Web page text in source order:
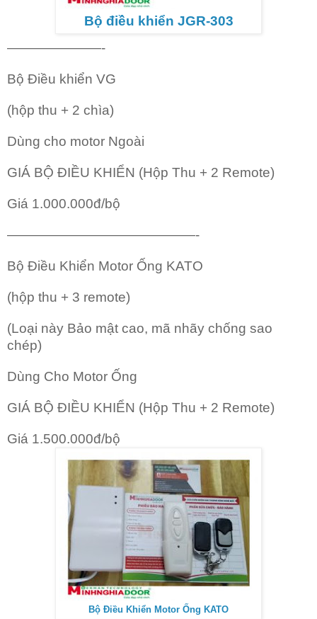
Bộ điều khiển JGR-303
———————-
Bộ Điều khiển VG
(hộp thu + 2 chìa)
Dùng cho motor Ngoài
GIÁ BỘ ĐIỀU KHIỂN (Hộp Thu + 2 Remote)
Giá 1.000.000đ/bộ
——————————————-
Bộ Điều Khiển Motor Ống KATO
(hộp thu + 3 remote)
(Loại này Bảo mật cao, mã nhãy chống sao
chép)
Dùng Cho Motor Ống
GIÁ BỘ ĐIỀU KHIỂN (Hộp Thu + 2 Remote)
Giá 1.500.000đ/bộ
Bộ Điều Khiển Motor Ống KATO